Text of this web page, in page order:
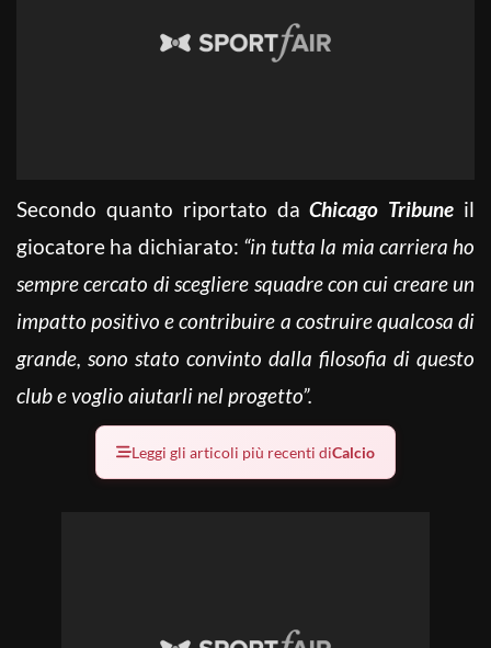
Secondo quanto riportato daChicago Tribune il
giocatore ha dichiarato: “in tutta la mia carriera ho
sempre cercato di scegliere squadre con cui creare un
impatto positivo e contribuire a costruire qualcosa di
grande, sono stato convinto dalla filosofia di questo
club e voglio aiutarli nel progetto”.
Leggi gli articoli più recenti diCalcio